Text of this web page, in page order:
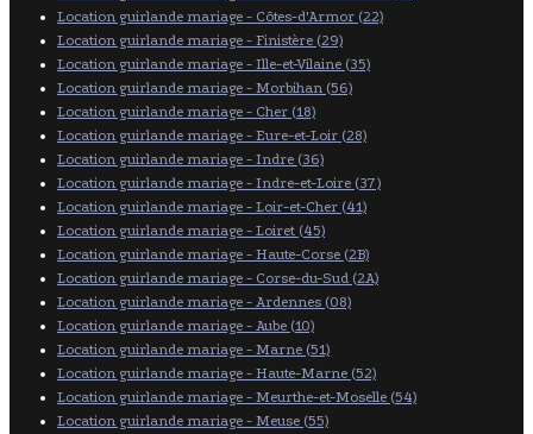
Location guirlande mariage - Côtes-d'Armor (22)
Location guirlande mariage - Finistère (29)
Location guirlande mariage - Ille-et-Vilaine (35)
Location guirlande mariage - Morbihan (56)
Location guirlande mariage - Cher (18)
Location guirlande mariage - Eure-et-Loir (28)
Location guirlande mariage - Indre (36)
Location guirlande mariage - Indre-et-Loire (37)
Location guirlande mariage - Loir-et-Cher (41)
Location guirlande mariage - Loiret (45)
Location guirlande mariage - Haute-Corse (2B)
Location guirlande mariage - Corse-du-Sud (2A)
Location guirlande mariage - Ardennes (08)
Location guirlande mariage - Aube (10)
Location guirlande mariage - Marne (51)
Location guirlande mariage - Haute-Marne (52)
Location guirlande mariage - Meurthe-et-Moselle (54)
Location guirlande mariage - Meuse (55)